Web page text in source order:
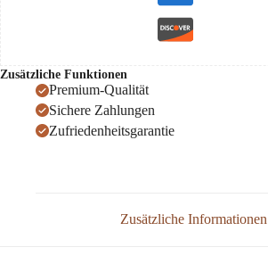
Zusätzliche Funktionen
Premium-Qualität
Sichere Zahlungen
Zufriedenheitsgarantie
Zusätzliche Informationen